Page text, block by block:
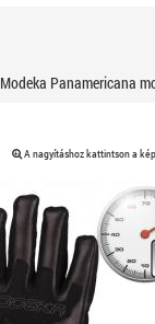
Modeka Panamericana
A nagyításhoz kattintson a